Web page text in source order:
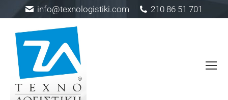
info@texnologistiki.com 210 86 51 701